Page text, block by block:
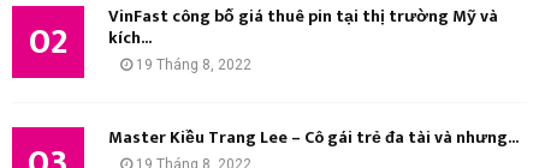
02 VinFast công bố giá thuê pin tại thị trường Mỹ và
kích...
19 Tháng 8, 2022
Master Kiều Trang Lee – Cô gái trẻ đa tài và nhưng...
19 Tháng 8, 2022